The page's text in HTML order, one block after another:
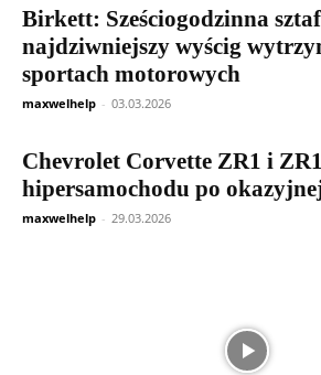
Birkett: Sześciogodzinna
najdziwniejszy wyścig
sportach motorowych
maxwelhelp - 03.03.2026
Chevrolet Corvette ZR1 i
hipersamochodu po
maxwelhelp - 29.03.2026